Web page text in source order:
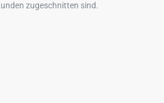
zugeschnitten sind.